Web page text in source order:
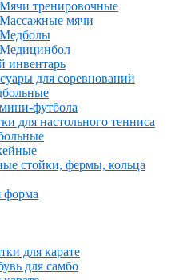
Мячи тренировочные
Массажные мячи
Медболы
Медицинбол
инвентарь
для соревнований
футбола
для настольного тенниса
стойки, фермы, кольца
форма
для карате
для самбо